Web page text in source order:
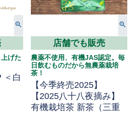
げた
＜白
店舗でも販売
農薬不使用、有機JAS認定。毎
日飲むものだから無農薬栽培
茶！
【今季終売2025】
【2025八十八夜摘み】
有機栽培茶 新茶（三重